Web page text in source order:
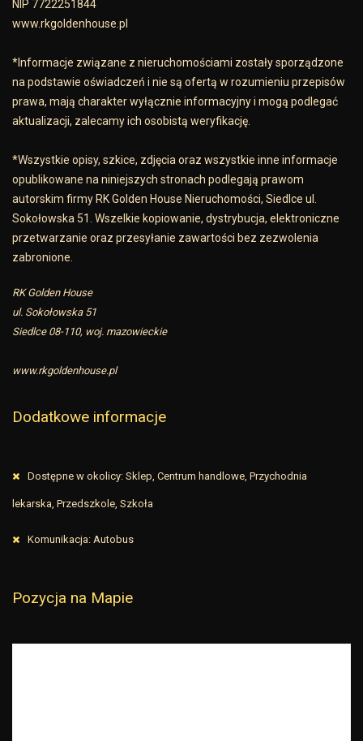
NIP 7722251844
www.rkgoldenhouse.pl
*Informacje związane z nieruchomościami zostały sporządzone
na podstawie oświadczeń i nie są ofertą w rozumieniu przepisów
prawa, mają charakter wyłącznie informacyjny i mogą podlegać
aktualizacji, zalecamy ich osobistą weryfikację.
*Wszystkie opisy, szkice, zdjęcia oraz wszystkie inne informacje
opublikowane na niniejszych stronach podlegają prawom
autorskim firmy RK Golden House Nieruchomości, Siedlce ul.
Sokołowska 51. Wszelkie kopiowanie, dystrybucja, elektroniczne
przetwarzanie oraz przesyłanie zawartości bez zezwolenia
zabronione.
RK Golden House
ul. Sokołowska 51
Siedlce 08-110, woj. mazowieckie
www.rkgoldenhouse.pl
Dodatkowe informacje
Dostępne w okolicy: Sklep, Centrum handlowe, Przychodnia
lekarska, Przedszkole, Szkoła
Komunikacja: Autobus
Pozycja na Mapie